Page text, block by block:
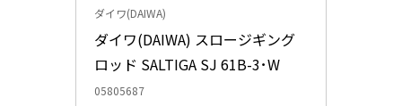
ダイワ(DAIWA)
ダイワ(DAIWA) スロージギング
ロッド SALTIGA SJ 61B-3･W
05805687